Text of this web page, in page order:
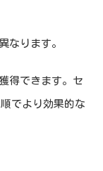
なります。
得できます。セ
でより効果的な